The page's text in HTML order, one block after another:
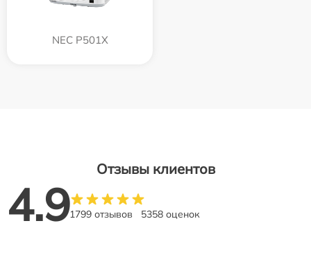
NEC P501X
Отзывы клиентов
4.91799 отзывов 5358 оценок